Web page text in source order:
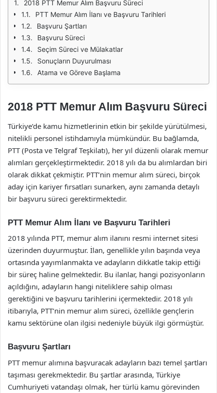
2018 PTT Memur Alım Başvuru Süreci
PTT Memur Alım İlanı ve Başvuru Tarihleri
Başvuru Şartları
Başvuru Süreci
Seçim Süreci ve Mülakatlar
Sonuçların Duyurulması
Atama ve Göreve Başlama
2018 PTT Memur Alım Başvuru Süreci
Türkiye’de kamu hizmetlerinin etkin bir şekilde yürütülmesi,
nitelikli personel istihdamıyla mümkündür. Bu bağlamda,
PTT (Posta ve Telgraf Teşkilatı), her yıl düzenli olarak memur
alımları gerçekleştirmektedir. 2018 yılı da bu alımlardan biri
olarak dikkat çekmiştir. PTT’nin memur alım süreci, birçok
aday için kariyer fırsatları sunarken, aynı zamanda detaylı
bir başvuru süreci gerektirmektedir.
PTT Memur Alım İlanı ve Başvuru Tarihleri
2018 yılında PTT, memur alım ilanını resmi internet sitesi
üzerinden duyurmuştur. İlan, genellikle yılın başında veya
ortasında yayımlanmakta ve adayların dikkatle takip ettiği
bir süreç haline gelmektedir. Bu ilanlar, hangi pozisyonların
açıldığını, adayların hangi niteliklere sahip olması
gerektiğini ve başvuru tarihlerini içermektedir. 2018 yılı
itibarıyla, PTT’nin memur alım süreci, özellikle gençlerin
kamu sektörüne olan ilgisi nedeniyle büyük ilgi görmüştür.
Başvuru Şartları
PTT memur alımına başvuracak adayların bazı temel şartları
taşıması gerekmektedir. Bu şartlar arasında, Türkiye
Cumhuriyeti vatandaşı olmak, her türlü kamu görevinden